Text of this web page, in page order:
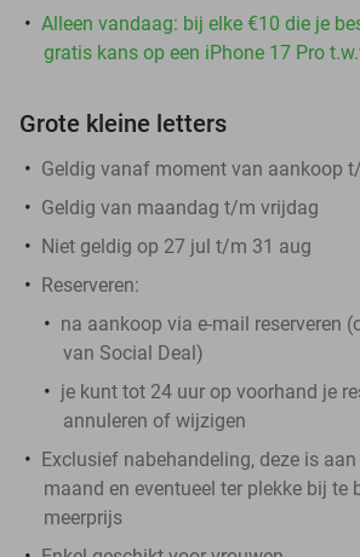
Alleen vandaag: bij elke €10 die je
gratis kans op een iPhone 17 Pro
Grote kleine letters
Geldig vanaf moment van aankoop
Geldig van maandag t/m vrijdag
Niet geldig op 27 jul t/m 31 aug
Reserveren:
na aankoop via e-mail reserveren
van Social Deal)
je kunt tot 24 uur op voorhand je
annuleren of wijzigen
Exclusief nabehandeling, deze is aan
maand en eventueel ter plekke bij te
meerprijs